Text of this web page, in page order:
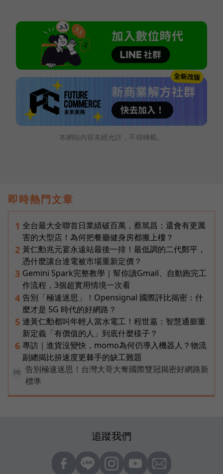
本網站內容未經允許，不得轉載。
即時熱門文章
1 全台最大全聯首日業績破百萬，蔡篤昌：還會有更厲
害的大型店！為何把餐廳健身房都搬上樓？
2 黃仁勳兆元宴永遠站最後一排！最低調的二代鄭平，
憑什麼讓台達電被市場重新定價？
3 Gemini Spark完整教學｜幫你讀Gmail、自動跑完工
作流程，3個超實用情境一次看
4 告別「極速迷思」！Opensignal 國際評比揭密：什
麼才是 5G 時代的好網路？
5 連黃仁勳都叫年輕人當水電工！程世嘉：智慧通膨重
新定義「有價值的人」到底什麼樣子？
6 專訪｜進貨沒變快，momo為何仍導入機器人？物流
副總揭比拚速度更棘手的缺工難題
PR
告別極速迷思！台灣大哥大奪國際雙冠揭密好網路新
標準
追蹤我們